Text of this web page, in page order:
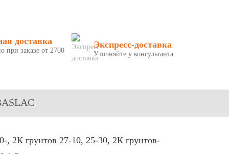
доставка
при заказе от 2700
Экспресс-доставка
Уточняйте у консультанта
, 2К грунтов 27-10, 25-30, 2К грунтов-